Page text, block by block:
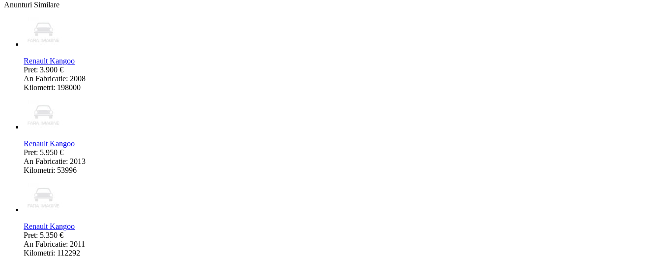
Anunturi Similare
Renault Kangoo
Pret: 3.900 €
An Fabricatie: 2008
Kilometri: 198000
Renault Kangoo
Pret: 5.950 €
An Fabricatie: 2013
Kilometri: 53996
Renault Kangoo
Pret: 5.350 €
An Fabricatie: 2011
Kilometri: 112292